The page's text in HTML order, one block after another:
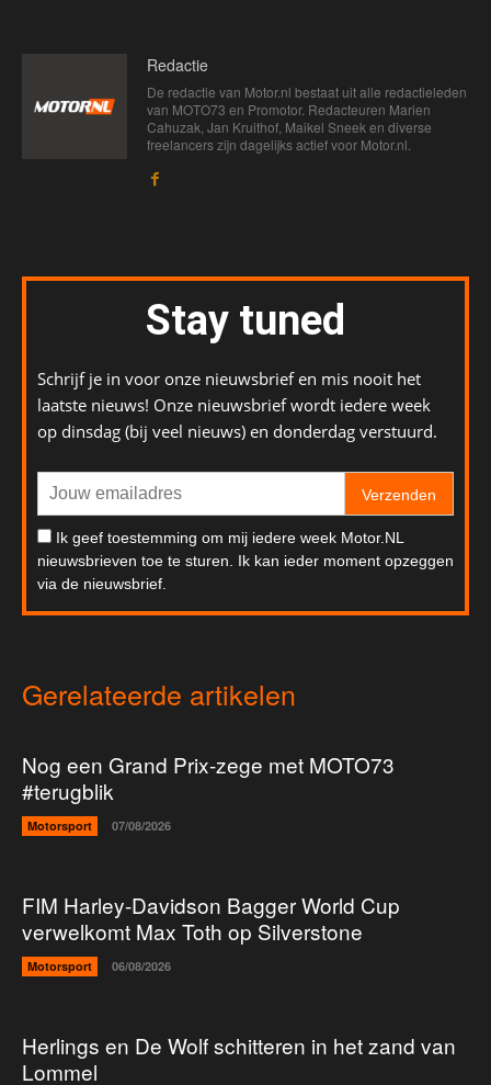
Redactie
De redactie van Motor.nl bestaat uit alle redactieleden
van MOTO73 en Promotor. Redacteuren Marien
Cahuzak, Jan Kruithof, Maikel Sneek en diverse
freelancers zijn dagelijks actief voor Motor.nl.
Stay tuned
Schrijf je in voor onze nieuwsbrief en mis nooit het
laatste nieuws! Onze nieuwsbrief wordt iedere week
op dinsdag (bij veel nieuws) en donderdag verstuurd.
Verzenden
Ik geef toestemming om mij iedere week Motor.NL
nieuwsbrieven toe te sturen. Ik kan ieder moment opzeggen
via de nieuwsbrief.
Gerelateerde artikelen
Nog een Grand Prix-zege met MOTO73
#terugblik
Motorsport 07/08/2026
FIM Harley-Davidson Bagger World Cup
verwelkomt Max Toth op Silverstone
Motorsport 06/08/2026
Herlings en De Wolf schitteren in het zand van
Lommel